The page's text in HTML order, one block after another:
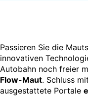
Passieren Sie die
innovativen
Autobahn noch freier
Flow-Maut. Schluss
ausgestattete Portale